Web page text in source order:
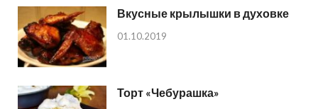
Вкусные крылышки в духовке
01.10.2019
Торт «Чебурашка»